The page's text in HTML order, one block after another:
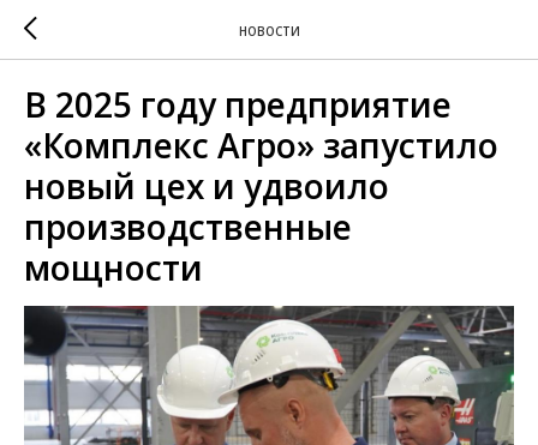
НОВОСТИ
В 2025 году предприятие
«Комплекс Агро» запустило
новый цех и удвоило
производственные
мощности